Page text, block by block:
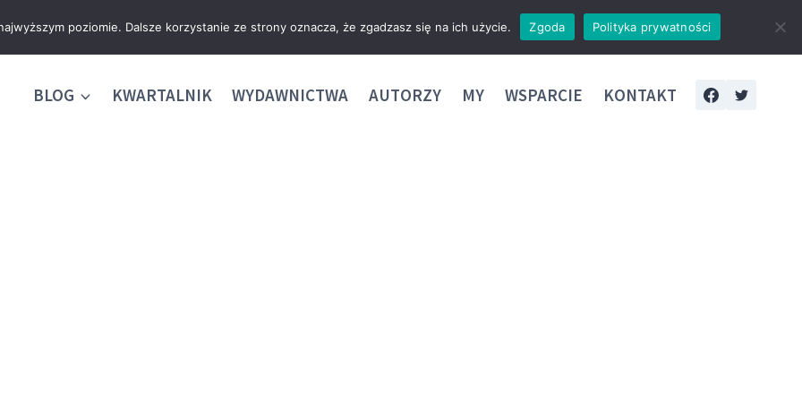
BLOG KWARTALNIK WYDAWNICTWA AUTORZY MY WSPARCIE KONTAKT
poziomie. Dalsze korzystanie ze strony oznacza, że zgadzasz się na ich użycie. Zgoda Polityka prywatności